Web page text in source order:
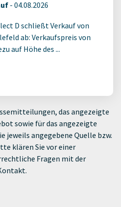
- 04.08.2026
D schließt Verkauf von
ab: Verkaufspreis von
auf Höhe des ...
das angezeigte
sowie für das angezeigte
jeweils angegebene Quelle bzw.
klären Sie vor einer
Fragen mit der